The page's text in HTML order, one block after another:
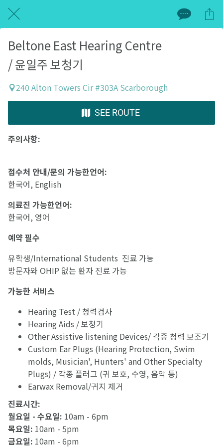
Beltone East Hearing Centre
/ 윤일주 보청기
240 Alton Towers Cir #303A Scarborough
SEE ROUTE
주의사항:
접수처 안내/문의 가능한언어:
한국어, English
의료진 가능한언어:
한국어, 영어
예약 필수
유학생/International Students 진료 가능
방문자와 OHIP 없는 환자 진료 가능
가능한 서비스
Hearing Test / 청력검사
Hearing Aids / 보청기
Other Assistive listening Devices/ 각종 청력 보조기
Custom Ear Plugs (Hearing Protection, Swim
molds, Musician', Hunters' and Other Specialty
Plugs) / 각종 플러그 (귀 보호, 수영, 음악 등)
Earwax Removal/귀지 제거
진료시간:
월요일 - 수요일: 10am - 6pm
목요일: 10am - 5pm
금요일: 10am - 6pm